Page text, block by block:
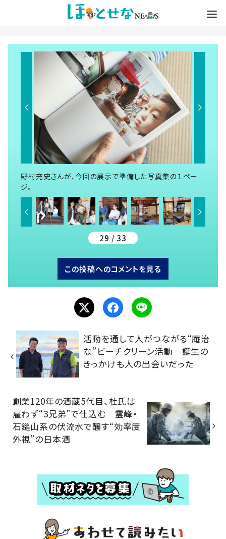
野村充史さんが、今回の展示で準備した写真集の１ペー
ジ。
29 / 33
この投稿へのコメントを見る
活動を通して人がつながる“庵治
な”ビーチクリーン活動 誕生の
きっかけも人の出会いだった
創業120年の酒蔵5代目、杜氏は
雇わず“3兄弟”で仕込む 霊峰・
石鎚山系の伏流水で醸す“効率度
外視”の日本酒